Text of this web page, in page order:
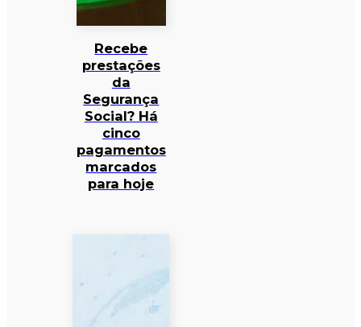
Recebe
prestações
da
Segurança
Social? Há
cinco
pagamentos
marcados
para hoje